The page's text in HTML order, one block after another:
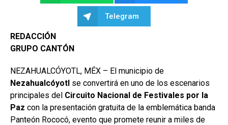
Telegram
REDACCIÓN
GRUPO CANTÓN
NEZAHUALCÓYOTL, MÉX – El municipio de
Nezahualcóyotl se convertirá en uno de los escenarios
principales del Circuito Nacional de Festivales por la
Paz con la presentación gratuita de la emblemática banda
Panteón Rococó, evento que promete reunir a miles de